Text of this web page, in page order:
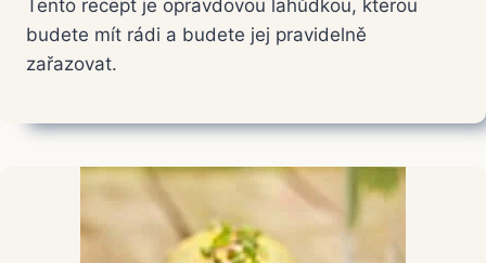
Tento recept je opravdovou lahůdkou, kterou
budete mít rádi a budete jej pravidelně
zařazovat.